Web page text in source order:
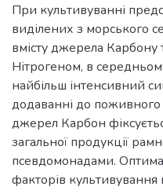
При культивуванні
виділених з морського
вмісту джерела Карбону
Нітрогеном, в
найбільш інтенсивний
додаванні до поживного
джерел Карбон
загальної продукції
псевдомонадами.
факторів культивування